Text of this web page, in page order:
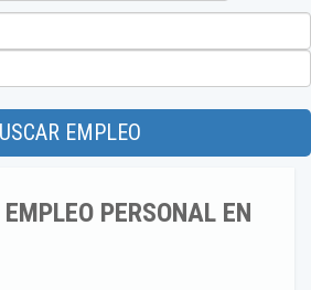
EMPLEO
PERSONAL EN